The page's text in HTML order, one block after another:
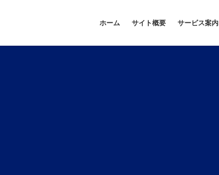
ホーム サイト概要 サービス案内